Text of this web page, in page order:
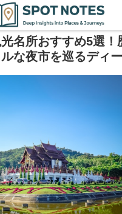
名所おすすめ5選！
な夜市を巡るディ